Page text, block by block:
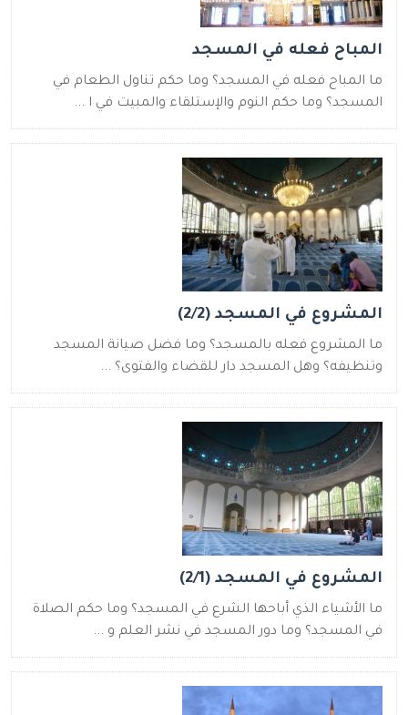
المباح فعله في المسجد
ما المباح فعله في المسجد؟ وما حكم تناول الطعام في
المسجد؟ وما حكم النوم والإستلقاء والمبيت في ا ...
المشروع في المسجد (2/2)
ما المشروع فعله بالمسجد؟ وما فضل صيانة المسجد
وتنظيفه؟ وهل المسجد دار للقضاء والفتوى؟ ...
المشروع في المسجد (2/1)
ما الأشياء الذي أباحها الشرع في المسجد؟ وما حكم الصلاة
في المسجد؟ وما دور المسجد في نشر العلم و ...